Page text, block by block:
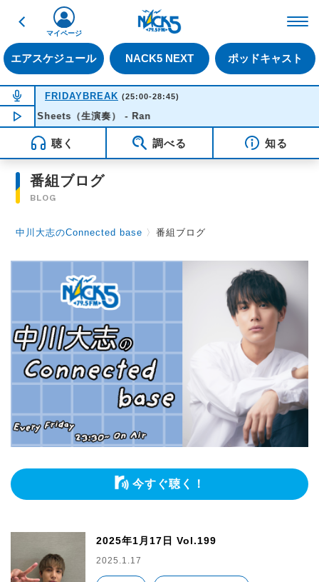
戻る
エアスケジュール NACK5 NEXT ポッドキャスト
マイページ
NOW ON AIR
FRIDAYBREAK (25:00-28:45)
NOW PLAYING03:06
Sheets（生演奏） - Ran
聴く 調べる 知る
番組ブログ
BLOG
中川大志のConnected base 〉番組ブログ
今すぐ聴く！
2025年1月17日 Vol.199
2025.1.17